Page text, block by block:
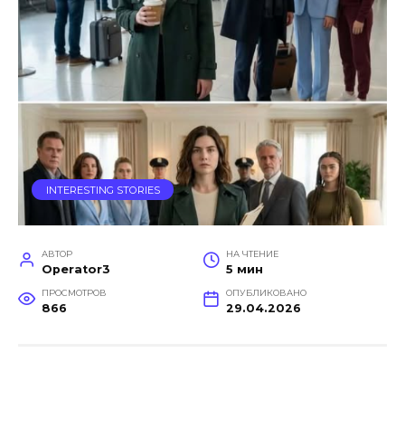
INTERESTING STORIES
АВТОР
Operator3
НА ЧТЕНИЕ
5 мин
ПРОСМОТРОВ
866
ОПУБЛИКОВАНО
29.04.2026